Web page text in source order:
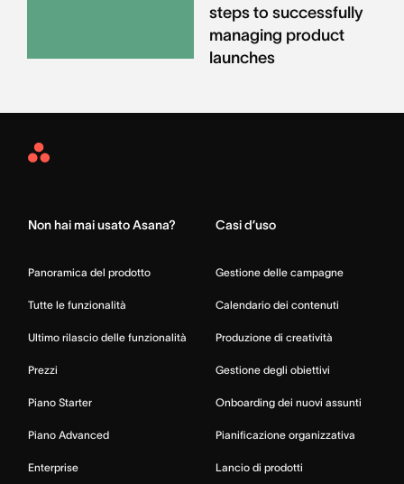
steps to successfully
managing product
launches
Asana
Non hai mai usato Asana?
Panoramica del prodotto
Tutte le funzionalità
Ultimo rilascio delle funzionalità
Prezzi
Piano Starter
Piano Advanced
Enterprise
Casi d’uso
Gestione delle campagne
Calendario dei contenuti
Produzione di creatività
Gestione degli obiettivi
Onboarding dei nuovi assunti
Pianificazione organizzativa
Lancio di prodotti